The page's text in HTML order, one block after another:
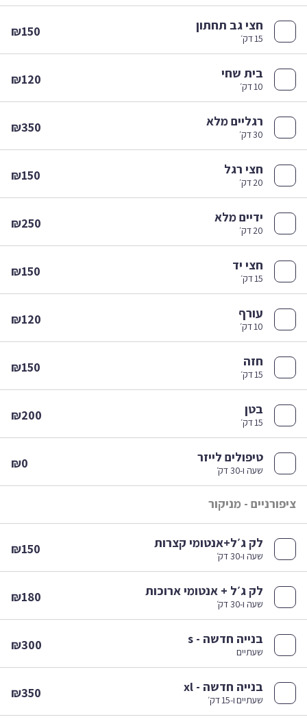
חצי גב תחתון
15 דק׳ ₪150
בית שחי
10 דק׳ ₪120
רגליים מלא
30 דק׳ ₪350
חצי רגל
20 דק׳ ₪150
ידיים מלא
20 דק׳ ₪250
חצי יד
15 דק׳ ₪150
עורף
10 דק׳ ₪120
חזה
15 דק׳ ₪150
בטן
15 דק׳ ₪200
טיפולים לייזר
שעה ו-30 דק׳
- מניקור
לק ג׳ל+אנטומי קצרות
שעה ו-30 דק׳ ₪150
לק ג׳ל + אנטומי ארוכות
שעה ו-30 דק׳ ₪180
בנייה חדשה - s
שעתיים ₪300
בנייה חדשה - xl
שעתיים ו-15 דק׳ ₪350